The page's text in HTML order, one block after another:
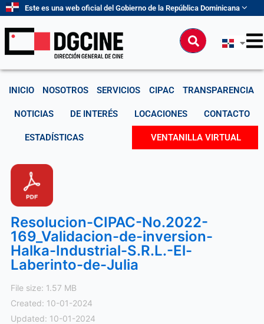
contenido
Este es una web oficial del Gobierno de la República Dominicana
Buscar
INICIO NOSOTROS SERVICIOS CIPAC TRANSPARENCIA
NOTICIAS DE INTERÉS LOCACIONES CONTACTO
ESTADÍSTICAS VENTANILLA VIRTUAL
Resolucion-CIPAC-No.2022-
169_Validacion-de-inversion-
Halka-Industrial-S.R.L.-El-
Laberinto-de-Julia
File size: 1.57 MB
Created: 10-01-2024
Updated: 10-01-2024